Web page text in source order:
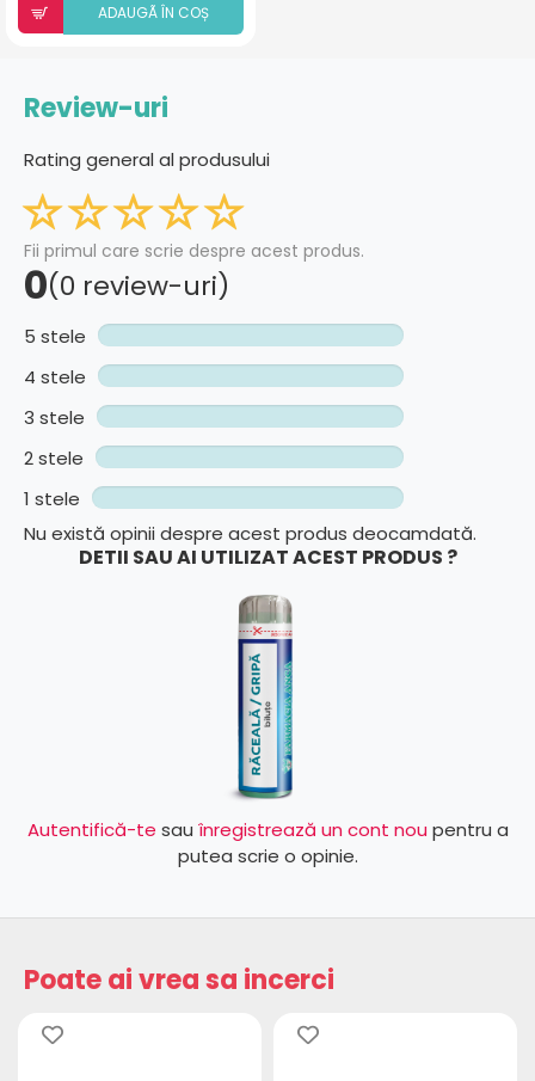
ADAUGÃ ÎN COȘ
Review-uri
Rating general al produsului
Fii primul care scrie despre acest produs.
0(0 review-uri)
5 stele
4 stele
3 stele
2 stele
1 stele
Nu există opinii despre acest produs deocamdată.
DETII SAU AI UTILIZAT ACEST PRODUS ?
Autentifică-te sau înregistrează un cont nou pentru a
putea scrie o opinie.
Poate ai vrea sa incerci